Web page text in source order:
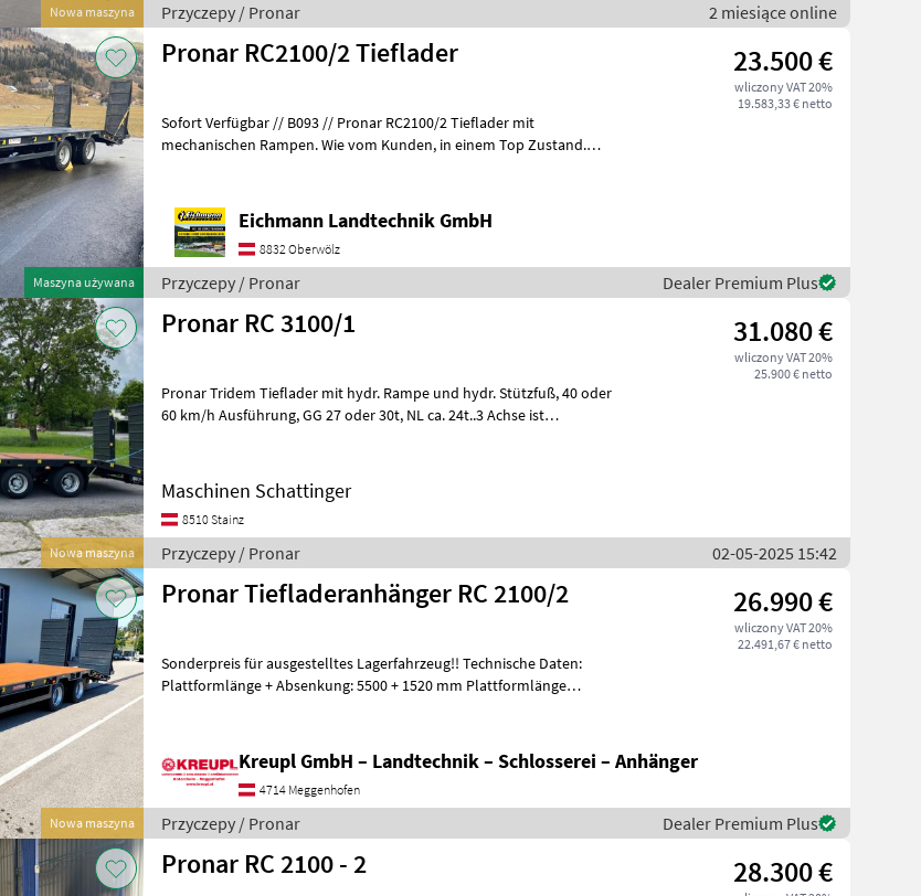
Nowa maszyna Przyczepy / Pronar 2 miesiące online
Maszyna używana
Pronar RC2100/2 Tieflader 23.500 €
wliczony VAT 20%
19.583,33 € netto
Sofort Verfügbar // B093 // Pronar RC2100/2 Tieflader mit
mechanischen Rampen. Wie vom Kunden, in einem Top Zustand.
Eichmann Landtechnik GmbH
8832 Oberwölz
Przyczepy / Pronar Dealer Premium Plus
Nowa maszyna
Pronar RC 3100/1 31.080 €
wliczony VAT 20%
25.900 € netto
Pronar Tridem Tieflader mit hydr. Rampe und hydr. Stützfuß, 40 oder
60 km/h Ausführung, GG 27 oder 30t, NL ca. 24t..3 Achse ist
Maschinen Schattinger
8510 Stainz
Przyczepy / Pronar 02-05-2025 15:42
Nowa maszyna
Pronar Tiefladeranhänger RC 2100/2 26.990 €
wliczony VAT 20%
22.491,67 € netto
Sonderpreis für ausgestelltes Lagerfahrzeug!! Technische Daten:
Plattformlänge + Absenkung: 5500 + 1520 mm Plattformlänge
Kreupl GmbH – Landtechnik – Schlosserei – Anhänger
4714 Meggenhofen
Przyczepy / Pronar Dealer Premium Plus
Pronar RC 2100 - 2 28.300 €